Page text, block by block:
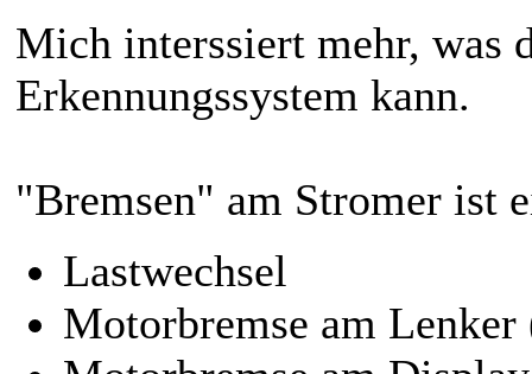
Mich interssiert mehr, was
Erkennungssystem kann.
"Bremsen" am Stromer ist
Lastwechsel
Motorbremse am Lenker